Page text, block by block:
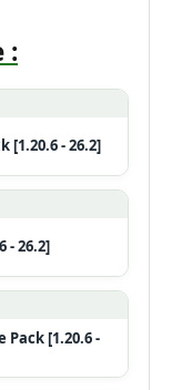
:
[1.20.6 - 26.2]
- 26.2]
[1.20.6 -